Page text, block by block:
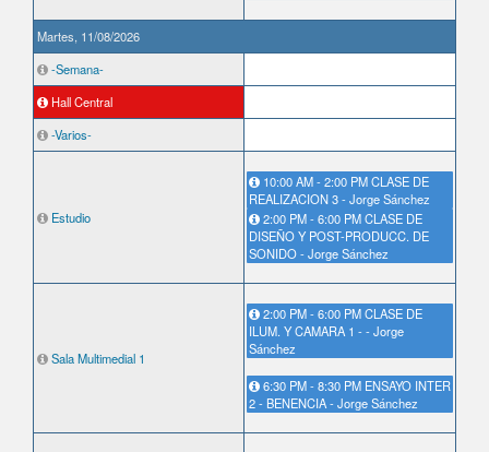
Martes, 11/08/2026
-Semana-
Hall Central
-Varios-
Estudio
10:00 AM - 2:00 PM CLASE DE
REALIZACION 3 - Jorge Sánchez
2:00 PM - 6:00 PM CLASE DE
DISEÑO Y POST-PRODUCC. DE
SONIDO - Jorge Sánchez
Sala Multimedial 1
2:00 PM - 6:00 PM CLASE DE
ILUM. Y CAMARA 1 - - Jorge
Sánchez
6:30 PM - 8:30 PM ENSAYO INTER
2 - BENENCIA - Jorge Sánchez